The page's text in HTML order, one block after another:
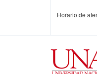
Horario de